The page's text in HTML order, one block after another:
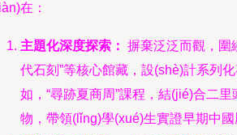
在：
主題化深度探索： 摒棄泛泛而觀，圍
代石刻”等核心館藏，設(shè)計系列
如，“尋跡夏商周”課程，結(jié)合二
物，帶領(lǐng)學(xué)生實證早期中國